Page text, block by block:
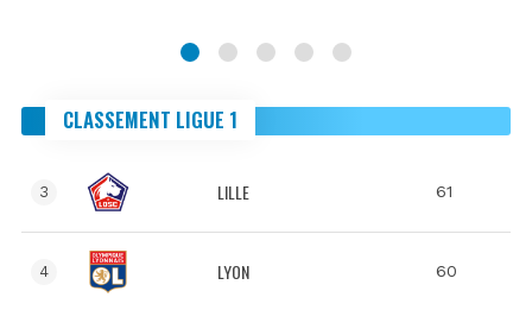
CLASSEMENT LIGUE 1
3 LILLE 61
4 LYON 60